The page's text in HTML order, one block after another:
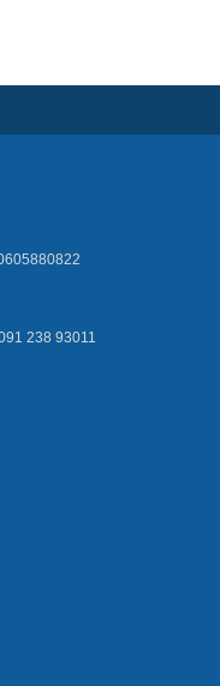
238 93011